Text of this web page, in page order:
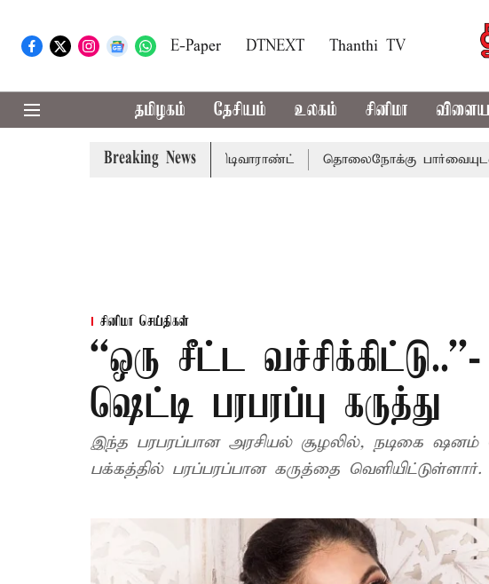
E-Paper DTNEXT Thanthi TV
தமிழகம் தேசியம் உலகம் சினிமா
Breaking News
சென்னை நீதிமன்றம் பிடிவாராண்ட் தொலைநோக்கு பார்வையுடன்
சினிமா செய்திகள்
``ஒரு சீட்ட
ஷெட்டி பரபரப்பு கருத்து
இந்த பரபரப்பான அரசியல் சூழலில், நடிகை
பக்கத்தில் பரப்பரப்பான கருத்தை வெளியிட்டுள்ளார்.